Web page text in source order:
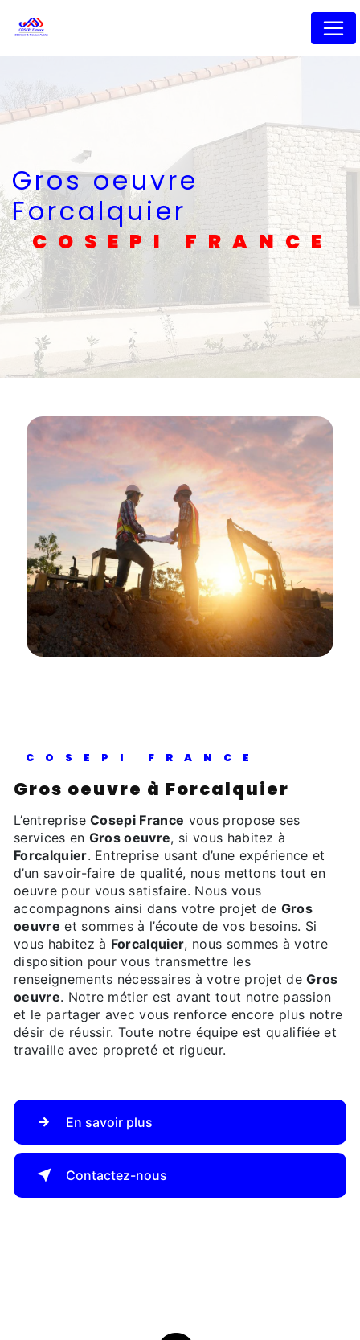
Gros oeuvre
Forcalquier
COSEPI FRANCE
COSEPI FRANCE
Gros oeuvre à Forcalquier
L’entrepriseCosepi France vous propose ses
services en Gros oeuvre, si vous habitez à
Forcalquier. Entreprise usant d’une expérience et
d’un savoir-faire de qualité, nous mettons tout en
oeuvre pour vous satisfaire. Nous vous
accompagnons ainsi dans votre projet de Gros
oeuvre et sommes à l’écoute de vos besoins. Si
vous habitez à Forcalquier, nous sommes à votre
disposition pour vous transmettre les
renseignements nécessaires à votre projet deGros
oeuvre. Notre métier est avant tout notre passion
et le partager avec vous renforce encore plus notre
désir de réussir. Toute notre équipe est qualifiée et
travaille avec propreté et rigueur.
En savoir plus
Contactez-nous